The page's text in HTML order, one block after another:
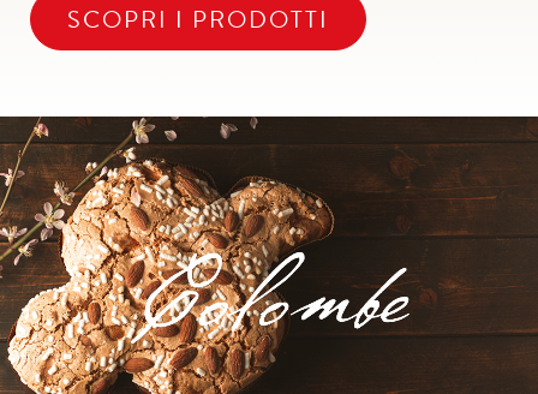
SCOPRI I PRODOTTI